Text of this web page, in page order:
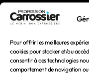
Pour offrir les meilleures
cookies pour stocker et/ou
consentir à ces technologies
comportement de navigation ou